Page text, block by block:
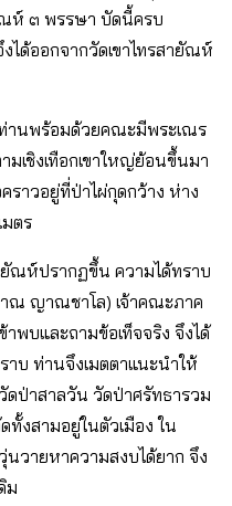
ณห์ ๓ พรรษา บัดนี้ครบ
ด้ออกจากวัดเขาไทรสายัณห์
านพร้อมด้วยคณะมีพระเณร
เชิงเทือกเขาใหญ่ย้อนขึ้นมา
ราวอยู่ที่ป่าไผ่กุดกว้าง ห่าง
ตร
ณห์ปรากฏขึ้น ความได้ทราบ
ณ ญาณชาโล) เจ้าคณะภาค
พบและถามข้อเท็จจริง จึงได้
าบ ท่านจึงเมตตาแนะนำให้
ดป่าสาลวัน วัดป่าศรัทธารวม
ทั้งสามอยู่ในตัวเมือง ใน
วายหาความสงบได้ยาก จึง
ม